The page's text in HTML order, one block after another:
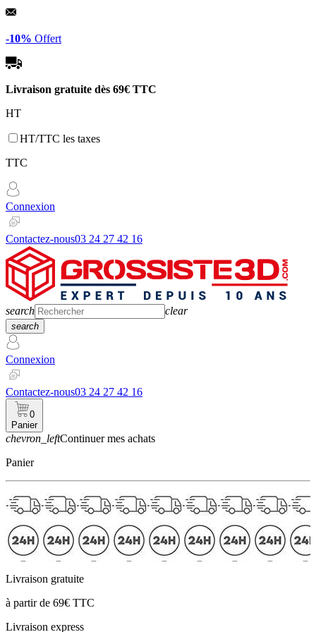
Panneau de gestion des cookies
-10% Offert
Livraison gratuite dès 69€ TTC
HT
HT/TTC les taxes
TTC
Connexion
Contactez-nous03 24 27 42 16
search clear
search
Connexion
Contactez-nous03 24 27 42 16
0
Panier
chevron_leftContinuer mes achats
Panier
Livraison gratuite
à partir de 69€ TTC
Livraison express